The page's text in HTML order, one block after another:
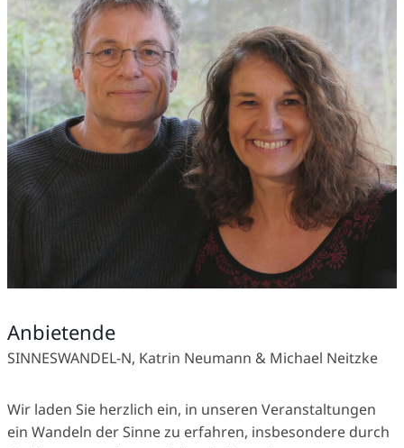
Anbietende
SINNESWANDEL-N, Katrin Neumann & Michael Neitzke
Wir laden Sie herzlich ein, in unseren Veranstaltungen
ein Wandeln der Sinne zu erfahren, insbesondere durch